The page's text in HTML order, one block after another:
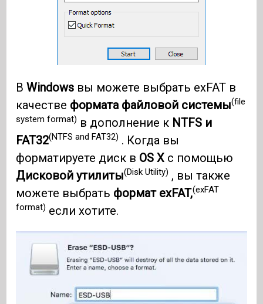
ВWindows вы можете выбрать exFAT в
качестве формата файловой системы(file
system format) в дополнение к NTFS и
FAT32(NTFS and FAT32) . Когда вы
форматируете диск в OS X с помощью
Дисковой утилиты(Disk Utility) , вы также
можете выбрать формат exFAT,(exFAT
format) если хотите.